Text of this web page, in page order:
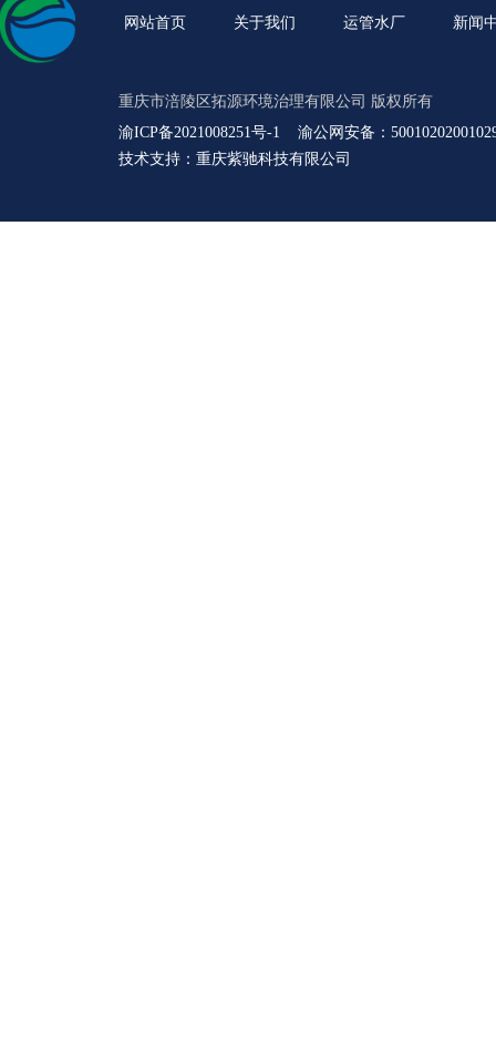
重庆市涪陵区拓源环境治理有限公司 版权所有
渝ICP备2021008251号-1
渝公网安备：
技术支持： 重庆紫驰科技有限公司
网站首页 关于我们 运管水厂 新闻